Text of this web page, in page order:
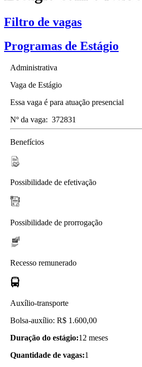
Filtro de vagas
Programas de Estágio
Administrativa
Vaga de Estágio
Essa vaga é para atuação presencial
Nº da vaga: 372831
Benefícios
Possibilidade de efetivação
Possibilidade de prorrogação
Recesso remunerado
Auxílio-transporte
Bolsa-auxílio: R$ 1.600,00
Duração do estágio:12 meses
Quantidade de vagas:1